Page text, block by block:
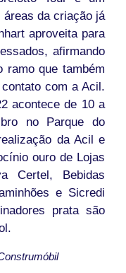
da criação já
aproveita para
afirmando
ramo que também
com a Acil.
acontece de 10 a
no Parque do
da Acil e
ouro de Lojas
Certel, Bebidas
e Sicredi
prata são